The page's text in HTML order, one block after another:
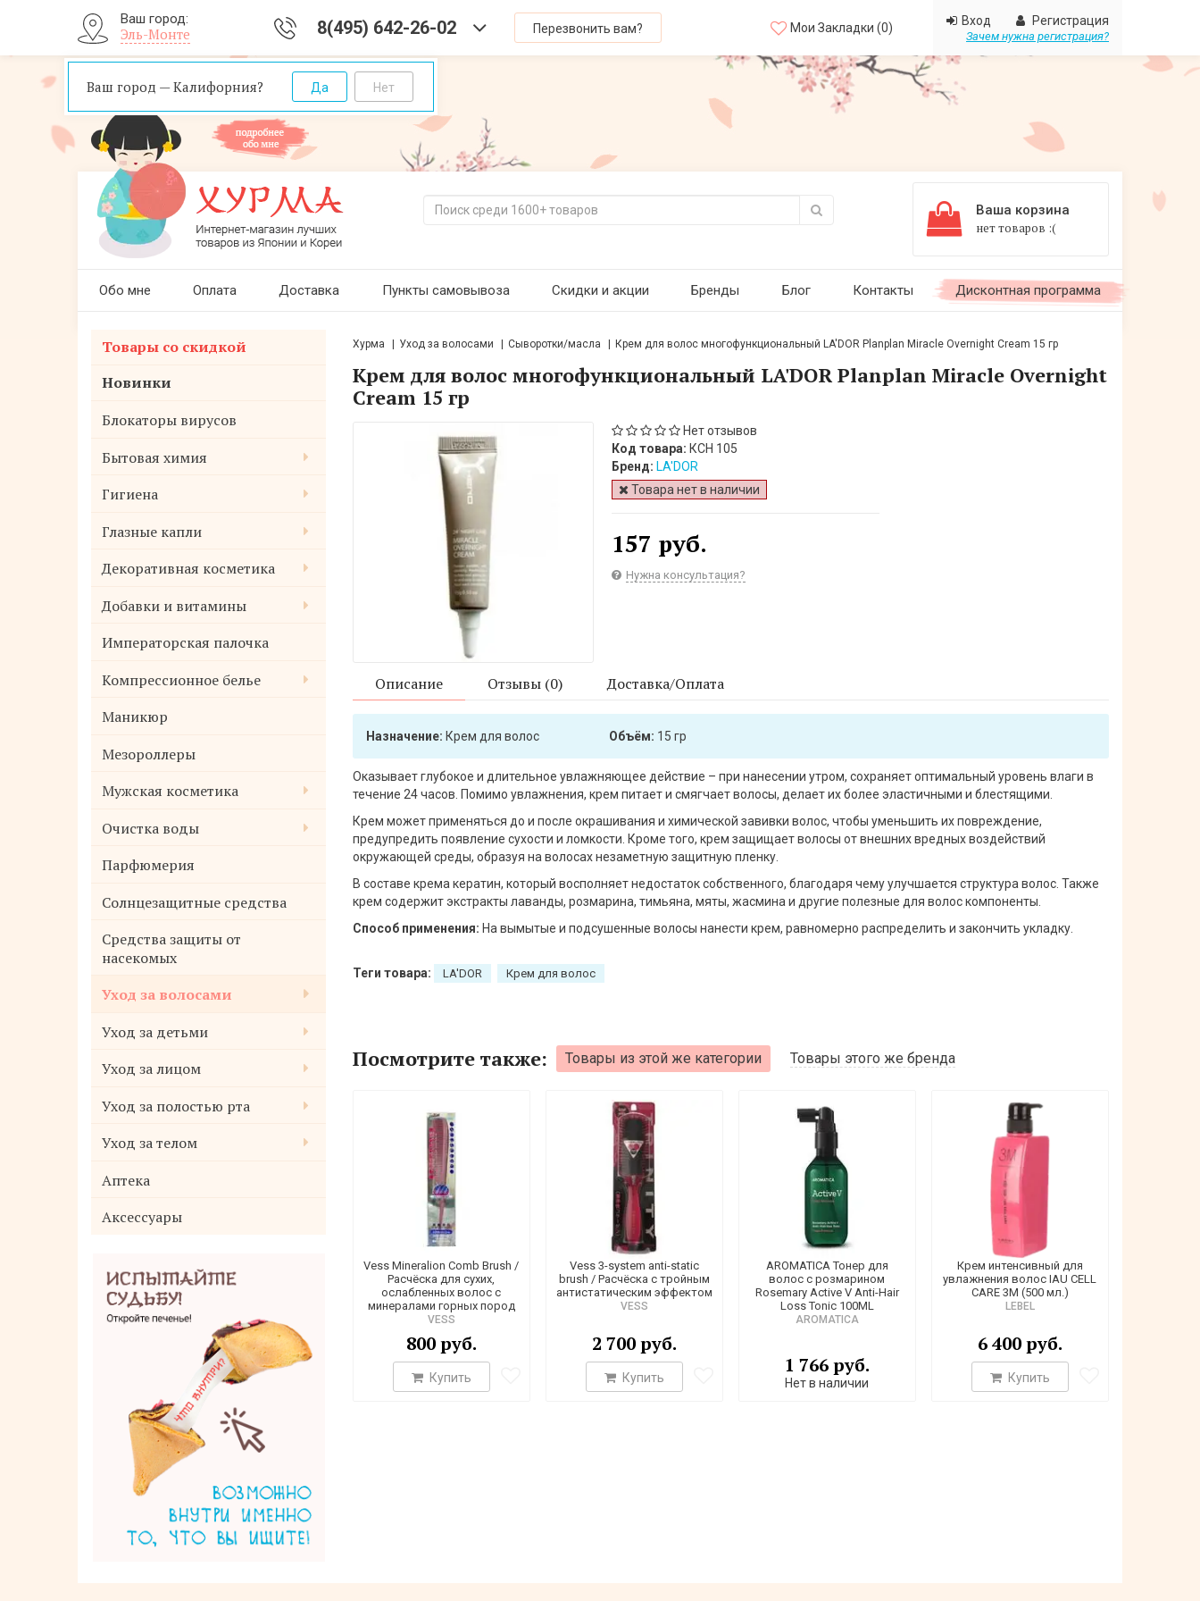
Ваш город:
Эль-Монте
Ваш город — Калифорния?
8(495) 642-26-02 Перезвонить вам? Мои Закладки (0)
Вход Регистрация
Зачем нужна регистрация?
Ваша корзина
нет товаров :(
Обо мне Оплата Доставка Пункты самовывоза Скидки и акции Бренды Блог Контакты Дисконтная программа
Товары со скидкой
Новинки
Блокаторы вирусов
Бытовая химия
Гигиена
Глазные капли
Декоративная косметика
Добавки и витамины
Императорская палочка
Компрессионное белье
Маникюр
Мезороллеры
Мужская косметика
Очистка воды
Парфюмерия
Солнцезащитные средства
Средства защиты от
насекомых
Уход за волосами
Уход за детьми
Уход за лицом
Уход за полостью рта
Уход за телом
Аптека
Аксессуары
ETUDE HOUSE Collagen Крем для лица
Moistfull Collagen Cream 75ml
1 935 руб.
Хурма Уход за волосами Сыворотки/масла Крем для волос многофункциональный LA'DOR Planplan Miracle Overnight Cream 15 гр
Крем для волос многофункциональный LA'DOR Planplan Miracle Overnight
Cream 15 гр
Нет отзывов
Код товара: КСН 105
Бренд: LA'DOR
Товара нет в наличии
157 руб.
Нужна консультация?
Описание Отзывы (0) Доставка/Оплата
Назначение: Крем для волос Объём: 15 гр
Оказывает глубокое и длительное увлажняющее действие – при нанесении утром, сохраняет оптимальный уровень влаги в
течение 24 часов. Помимо увлажнения, крем питает и смягчает волосы, делает их более эластичными и блестящими.
Крем может применяться до и после окрашивания и химической завивки волос, чтобы уменьшить их повреждение,
предупредить появление сухости и ломкости. Кроме того, крем защищает волосы от внешних вредных воздействий
окружающей среды, образуя на волосах незаметную защитную пленку.
В составе крема кератин, который восполняет недостаток собственного, благодаря чему улучшается структура волос. Также
крем содержит экстракты лаванды, розмарина, тимьяна, мяты, жасмина и другие полезные для волос компоненты.
Способ применения: На вымытые и подсушенные волосы нанести крем, равномерно распределить и закончить укладку.
Теги товара: LA'DOR Крем для волос
Посмотрите также: Товары из этой же категории Товары этого же бренда
Vess Mineralion Comb Brush /
Расчёска для сухих,
ослабленных волос с
минералами горных пород
VESS
800 руб.
Купить
Vess 3-system anti-static
brush / Расчёска с тройным
антистатическим эффектом
VESS
2 700 руб.
Купить
AROMATICA Тонер для
волос с розмарином
Rosemary Active V Anti-Hair
Loss Tonic 100ML
AROMATICA
1 766 руб.
Нет в наличии
Крем интенсивный для
увлажнения волос IAU CELL
CARE 3М (500 мл.)
LEBEL
6 400 руб.
Купить